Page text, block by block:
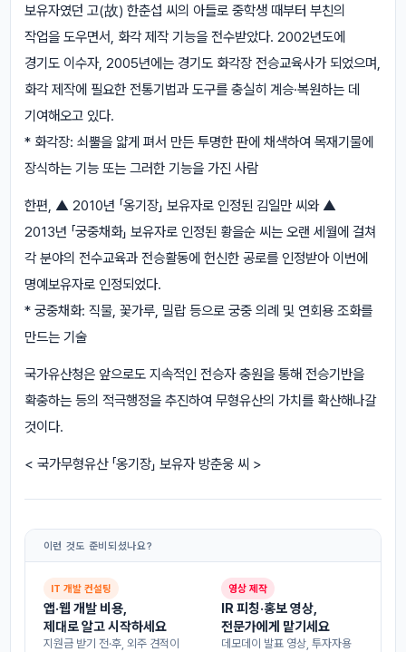
보유자였던 고(故) 한춘섭 씨의 아들로 중학생 때부터 부친의
작업을 도우면서, 화각 제작 기능을 전수받았다. 2002년도에
경기도 이수자, 2005년에는 경기도 화각장 전승교육사가 되었으며,
화각 제작에 필요한 전통기법과 도구를 충실히 계승·복원하는 데
기여해오고 있다.
* 화각장: 쇠뿔을 얇게 펴서 만든 투명한 판에 채색하여 목재기물에
장식하는 기능 또는 그러한 기능을 가진 사람
한편, ▲ 2010년 「옹기장」 보유자로 인정된 김일만 씨와 ▲
2013년 「궁중채화」 보유자로 인정된 황을순 씨는 오랜 세월에 걸쳐
각 분야의 전수교육과 전승활동에 헌신한 공로를 인정받아 이번에
명예보유자로 인정되었다.
* 궁중채화: 직물, 꽃가루, 밀랍 등으로 궁중 의례 및 연회용 조화를
만드는 기술
국가유산청은 앞으로도 지속적인 전승자 충원을 통해 전승기반을
확충하는 등의 적극행정을 추진하여 무형유산의 가치를 확산해나갈
것이다.
< 국가무형유산 「옹기장」 보유자 방춘웅 씨 >
이런 것도 준비되셨나요?
IT 개발 컨설팅
앱·웹 개발 비용,
제대로 알고 시작하세요
지원금 받기 전·후, 외주 견적이
영상 제작
IR 피칭·홍보 영상,
전문가에게 맡기세요
데모데이 발표 영상, 투자자용